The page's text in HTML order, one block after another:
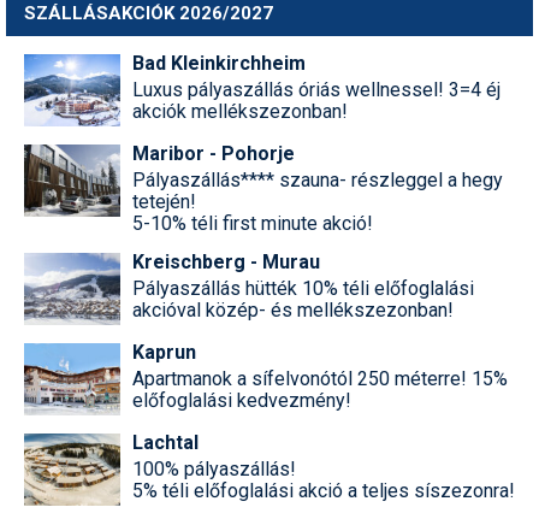
SZÁLLÁSAKCIÓK 2026/2027
Bad Kleinkirchheim
Luxus pályaszállás óriás wellnessel! 3=4 éj
akciók mellékszezonban!
Maribor - Pohorje
Pályaszállás**** szauna- részleggel a hegy
tetején!
5-10% téli first minute akció!
Kreischberg - Murau
Pályaszállás hütték 10% téli előfoglalási
akcióval közép- és mellékszezonban!
Kaprun
Apartmanok a sífelvonótól 250 méterre! 15%
előfoglalási kedvezmény!
Lachtal
100% pályaszállás!
5% téli előfoglalási akció a teljes síszezonra!